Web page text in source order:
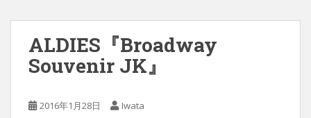
ALDIES『Broadway
Souvenir JK』
2016年1月28日 Iwata